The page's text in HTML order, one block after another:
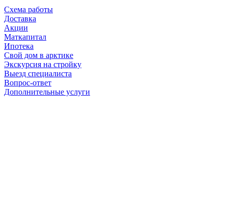
Схема работы
Доставка
Акции
Маткапитал
Ипотека
Свой дом в арктике
Экскурсия на стройку
Выезд специалиста
Вопрос-ответ
Дополнительные услуги